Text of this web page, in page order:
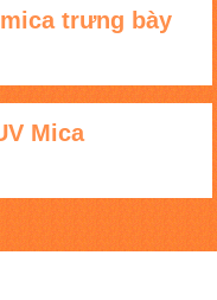
trưng bày
Mica